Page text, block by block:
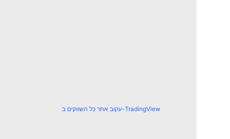
עקוב אחר כל השווקים ב-TradingView